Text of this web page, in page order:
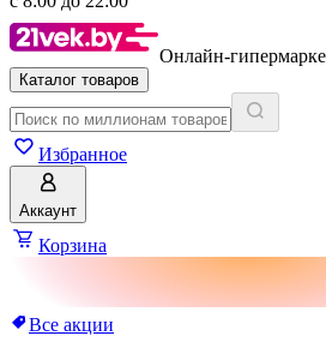
Онлайн-
Каталог товаров
Избранное
Аккаунт
Корзина
Все акции